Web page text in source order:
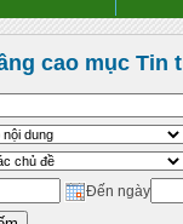
cao mục Tin
Đến ngày